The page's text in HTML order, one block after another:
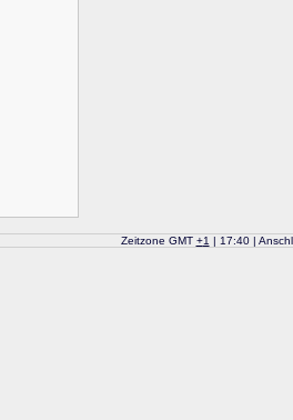
Zeitzone GMT +1 | 17:40 |